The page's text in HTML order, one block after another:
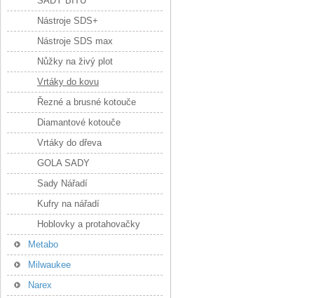
Nástroje SDS+
Nástroje SDS max
Nůžky na živý plot
Vrtáky do kovu
Řezné a brusné kotouče
Diamantové kotouče
Vrtáky do dřeva
GOLA SADY
Sady Nářadí
Kufry na nářadí
Hoblovky a protahovačky
Metabo
Milwaukee
Narex